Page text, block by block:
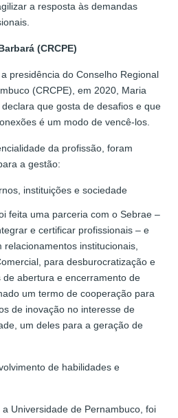
a resposta às demandas
(CRCPE)
presidência do Conselho Regional
(CRCPE), em 2020, Maria
que gosta de desafios e que
é um modo de vencê-los.
da profissão, foram
a gestão:
instituições e sociedade
feita uma parceria com o Sebrae –
e certificar profissionais – e
institucionais,
para desburocratização e
abertura e encerramento de
um termo de cooperação para
de inovação no interesse de
um deles para a geração de
de habilidades e
Universidade de Pernambuco, foi